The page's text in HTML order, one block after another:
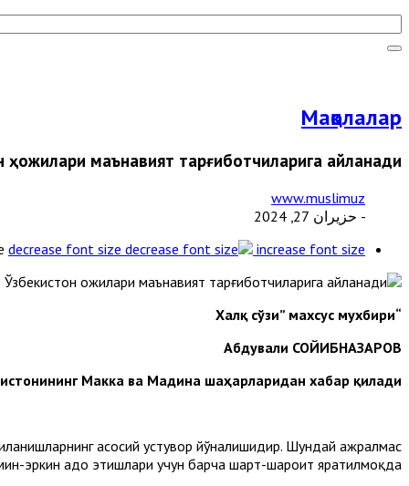
Мақолалар
ҳожилари маънавият тарғиботчиларига айланади
www.muslimuz
- حزيران 27, 2024
decrease font size increase font size
“Халқ сўзи” махсус мухбири
Абдували СОЙИБНАЗАРОВ
Макка ва Мадина шаҳарларидан хабар қилади.
асосий устувор йўналишидир. Шундай ажралмас
эркин адо этишлари учун барча шарт-шароит яратилмоқда.